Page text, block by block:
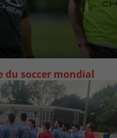
du soccer mondial